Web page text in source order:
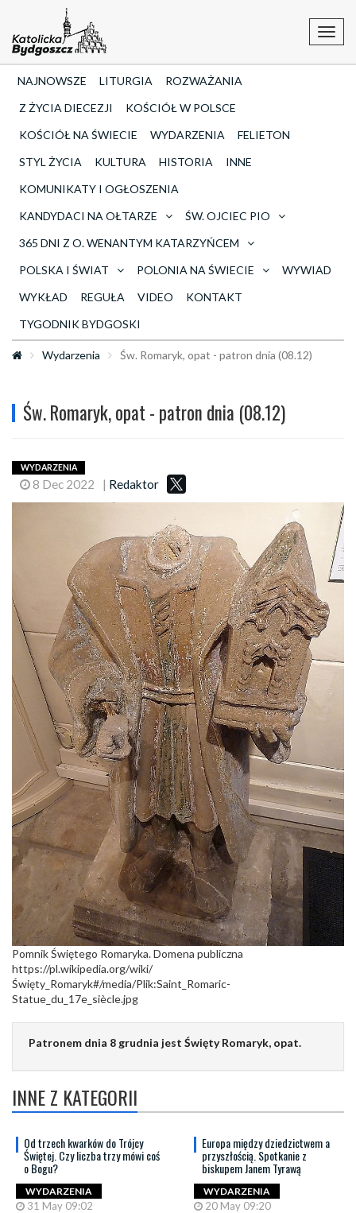
NAJNOWSZE LITURGIA
ROZWAŻANIA
Z ŻYCIA DIECEZJI
KOŚCIÓŁ W POLSCE
KOŚCIÓŁ NA ŚWIECIE
WYDARZENIA
FELIETON
STYL ŻYCIA
KULTURA HISTORIA
INNE
KOMUNIKATY I OGŁOSZENIA
KANDYDACI NA OŁTARZE
ŚW. OJCIEC PIO
365 DNI Z O. WENANTYM KATARZYŃCEM
POLSKA I ŚWIAT
POLONIA NA ŚWIECIE
WYWIAD
WYKŁAD
REGUŁA VIDEO
KONTAKT
TYGODNIK BYDGOSKI
Wydarzenia Św. Romaryk, opat - patron dnia (08.12)
Św. Romaryk, opat - patron dnia (08.12)
WYDARZENIA
8 Dec 2022 | Redaktor
Pomnik Świętego Romaryka. Domena publiczna
https://pl.wikipedia.org/wiki/
Święty_Romaryk#/media/Plik:Saint_Romaric-
Statue_du_17e_siècle.jpg
Patronem dnia 8 grudnia jest Święty Romaryk, opat.
INNE Z KATEGORII
Od trzech kwarków do Trójcy
Świętej. Czy liczba trzy mówi coś
o Bogu?
WYDARZENIA
31 May 09:02
Europa między dziedzictwem a
przyszłością. Spotkanie z
biskupem Janem Tyrawą
WYDARZENIA
20 May 09:20